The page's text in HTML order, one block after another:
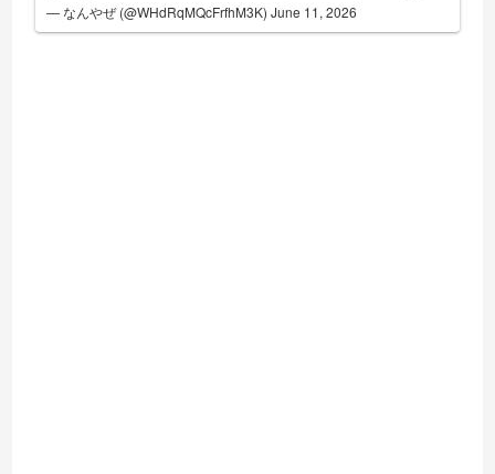
— なんやぜ (@WHdRqMQcFrfhM3K)June 11, 2026